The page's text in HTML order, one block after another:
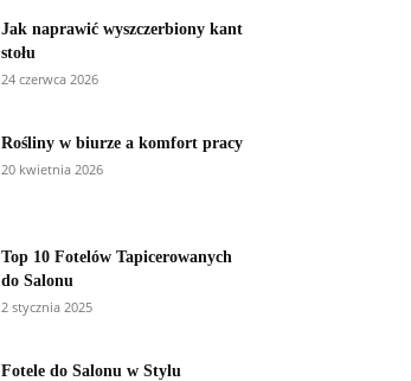
Jak naprawić wyszczerbiony kant
stołu
24 czerwca 2026
Rośliny w biurze a komfort pracy
20 kwietnia 2026
Top 10 Fotelów Tapicerowanych
do Salonu
2 stycznia 2025
Fotele do Salonu w Stylu